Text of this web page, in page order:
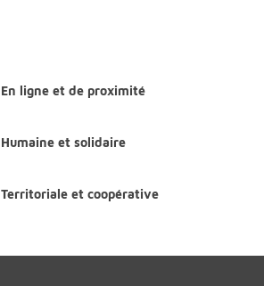
En ligne et de proximité
Humaine et solidaire
Territoriale et coopérative